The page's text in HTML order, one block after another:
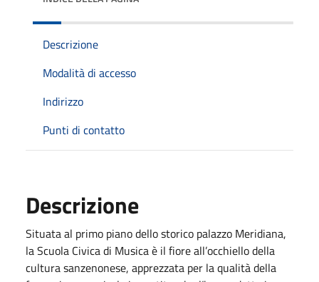
Descrizione
Modalità di accesso
Indirizzo
Punti di contatto
Descrizione
Situata al primo piano dello storico palazzo Meridiana,
la Scuola Civica di Musica è il fiore all’occhiello della
cultura sanzenonese, apprezzata per la qualità della